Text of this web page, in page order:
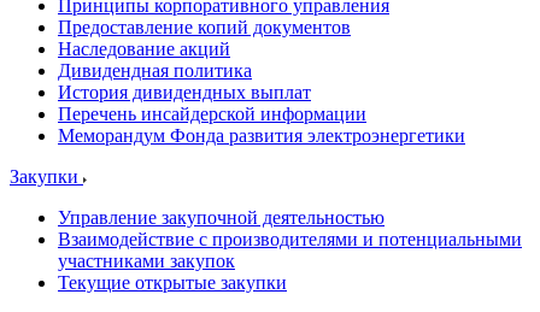
Принципы корпоративного управления
Предоставление копий документов
Наследование акций
Дивидендная политика
История дивидендных выплат
Перечень инсайдерской информации
Меморандум Фонда развития электроэнергетики
Закупки
Управление закупочной деятельностью
Взаимодействие с производителями и потенциальными
участниками закупок
Текущие открытые закупки